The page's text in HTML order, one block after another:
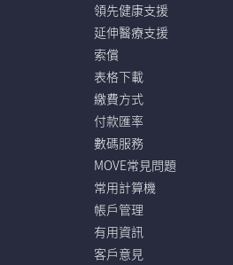
領先健康支援
延伸醫療支援
索償
表格下載
繳費方式
付款匯率
數碼服務
MOVE常見問題
常用計算機
帳戶管理
有用資訊
客戶意見